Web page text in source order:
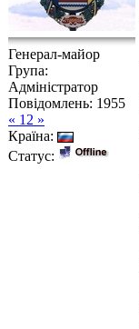
Генерал-майор
Група:
Адміністратор
Повідомлень: 1955
« 12 »
Країна:
Статус: